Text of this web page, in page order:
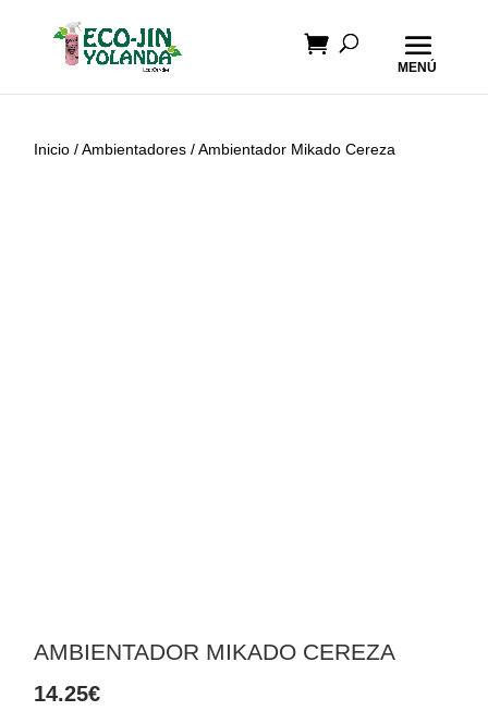
Inicio /Ambientadores / Ambientador Mikado Cereza
AMBIENTADOR MIKADO CEREZA
14.25€